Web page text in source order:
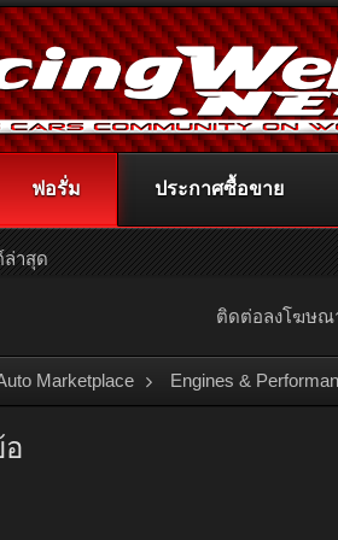
ติดต่อลงโฆษ
Marketplace Engines &
ฟอรั่ม
าสุด
ประกาศซื้อขาย